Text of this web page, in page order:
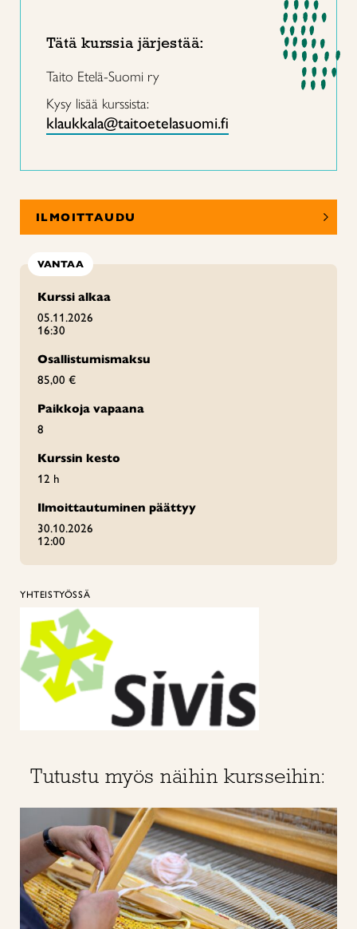
Tätä kurssia järjestää:
Taito Etelä-Suomi ry
Kysy lisää kurssista:
klaukkala@taitoetelasuomi.fi
ILMOITTAUDU
VANTAA
Kurssi alkaa
05.11.2026
16:30
Osallistumismaksu
85,00 €
Paikkoja vapaana
8
Kurssin kesto
12 h
Ilmoittautuminen päättyy
30.10.2026
12:00
YHTEISTYÖSSÄ
Tutustu myös näihin kursseihin: